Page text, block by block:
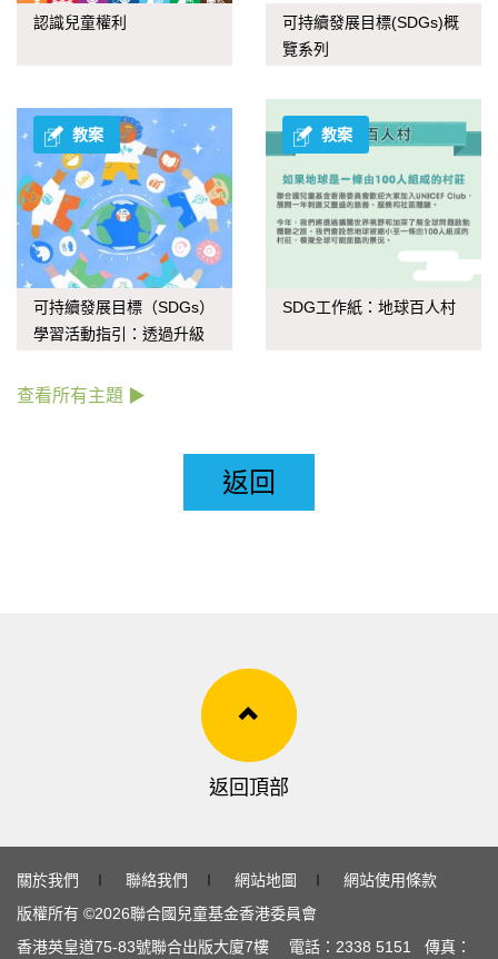
認識兒童權利
可持續發展目標(SDGs)概
覽系列
教案
可持續發展目標（SDGs）
學習活動指引：透過升級
教案
SDG工作紙：地球百人村
查看所有主題 ▶
返回
返回頂部
關於我們 ∣ 聯絡我們 ∣ 網站地圖 ∣
網站使用條款
版權所有 ©2026聯合國兒童基金香港委員會
香港英皇道75-83號聯合出版大廈7樓 電話： 2338 5151 傳真：